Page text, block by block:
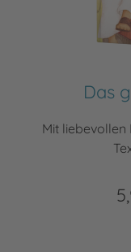
Das
Mit liebevollen